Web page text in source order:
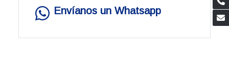
Envíanos un Whatsapp